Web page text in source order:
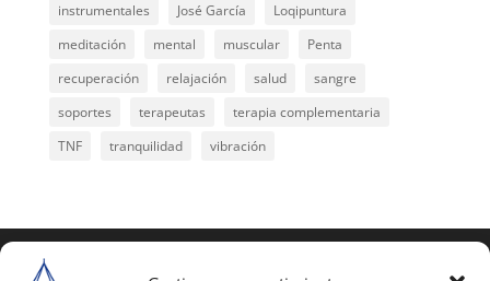
instrumentales
José García
Loqipuntura
meditación
mental muscular
Penta
recuperación
relajación salud
sangre
soportes
terapeutas
terapia complementaria
TNF
tranquilidad vibración